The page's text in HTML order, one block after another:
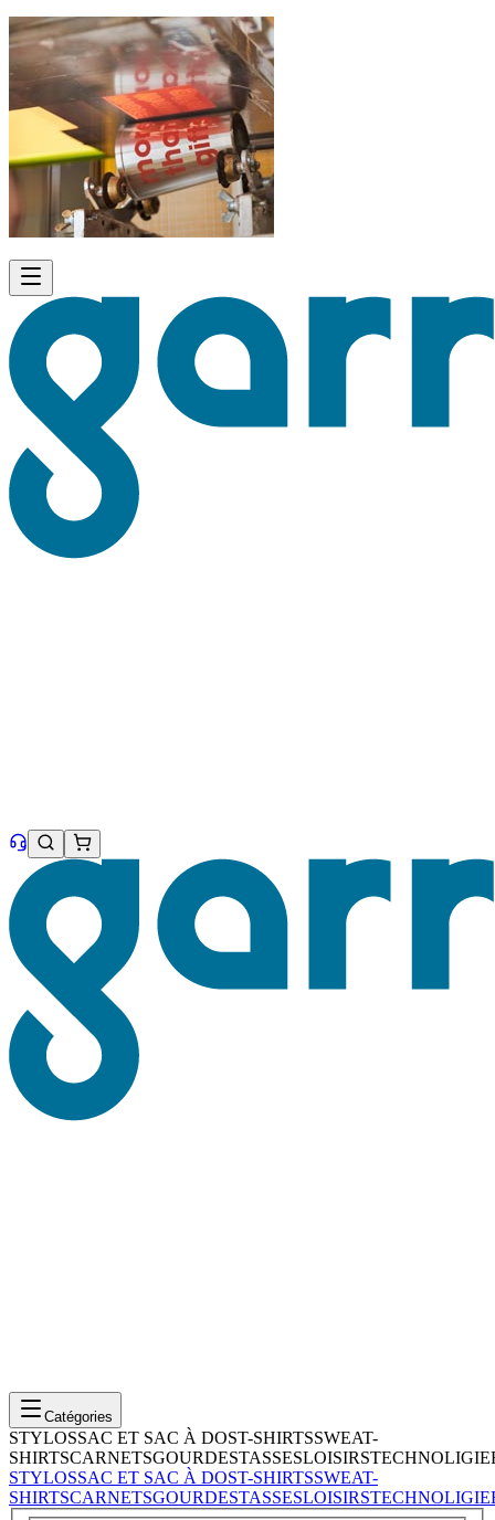
Catégories
STYLOSSAC ET SAC À DOST-SHIRTSSWEAT-
SHIRTSCARNETSGOURDESTASSESLOISIRSTECHNOLIGIE
STYLOSSAC ET SAC À DOST-SHIRTSSWEAT-
SHIRTSCARNETSGOURDESTASSESLOISIRSTECHNOLIGIE